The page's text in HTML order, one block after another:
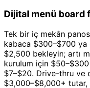
Dijital menü board
Tek bir iç mekân
kabaca $300–$700
$2,500 bekleyin; artı
kurulum için $50–$300
$7–$20. Drive-thru ve
$3,000–$8,000+ tutar,